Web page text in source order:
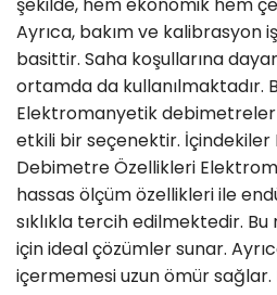
şekilde, hem ekonomik hem
Ayrıca, bakım ve kalibrasyon
basittir. Saha koşullarına
ortamda da kullanılmaktadır.
Elektromanyetik
etkili bir seçenektir.
Debimetre Özellikleri
hassas ölçüm özellikleri ile
sıklıkla tercih edilmektedir. Bu
için ideal çözümler sunar.
içermemesi uzun ömür sağlar.